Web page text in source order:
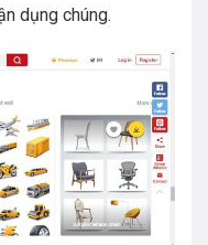
dụng chúng.